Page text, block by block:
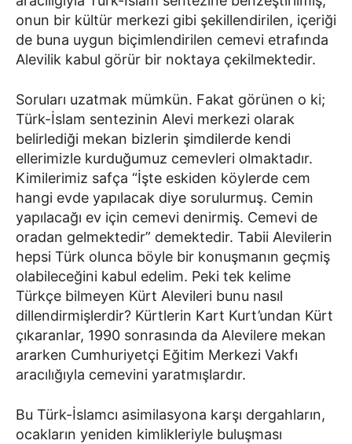
onun bir kültür merkezi gibi şekillendirilen, içeriği
de buna uygun biçimlendirilen cemevi etrafında
Alevilik kabul görür bir noktaya çekilmektedir.
Soruları uzatmak mümkün. Fakat görünen o ki;
Türk-İslam sentezinin Alevi merkezi olarak
belirlediği mekan bizlerin şimdilerde kendi
ellerimizle kurduğumuz cemevleri olmaktadır.
Kimilerimiz safça “İşte eskiden köylerde cem
hangi evde yapılacak diye sorulurmuş. Cemin
yapılacağı ev için cemevi denirmiş. Cemevi de
oradan gelmektedir” demektedir. Tabii Alevilerin
hepsi Türk olunca böyle bir konuşmanın geçmiş
olabileceğini kabul edelim. Peki tek kelime
Türkçe bilmeyen Kürt Alevileri bunu nasıl
dillendirmişlerdir? Kürtlerin Kart Kurt’undan Kürt
çıkaranlar, 1990 sonrasında da Alevilere mekan
ararken Cumhuriyetçi Eğitim Merkezi Vakfı
aracılığıyla cemevini yaratmışlardır.
Bu Türk-İslamcı asimilasyona karşı dergahların,
ocakların yeniden kimlikleriyle buluşması